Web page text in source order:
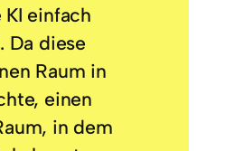
einfach
Da diese
Raum in
einen
in dem